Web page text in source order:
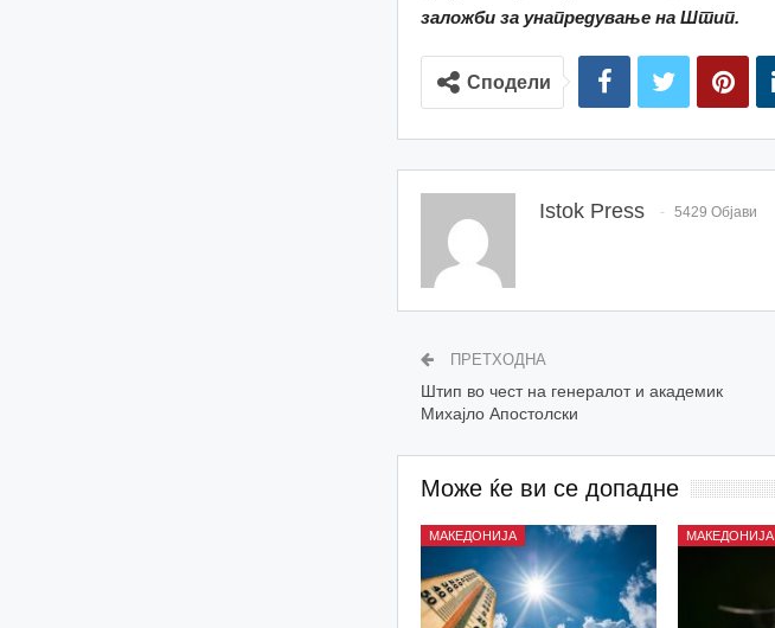
заложби за унапредување на Штип.
Сподели
Istok Press 5429 Објави
ПРЕТХОДНА
Штип во чест на генералот и академик
Михајло Апостолски
Може ќе ви се допадне
МАКЕДОНИЈА МАКЕДОНИЈА